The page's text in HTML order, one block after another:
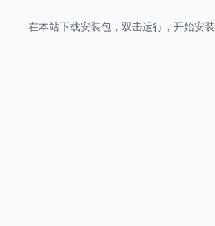
在本站下载安装包，双击运行，开始安装